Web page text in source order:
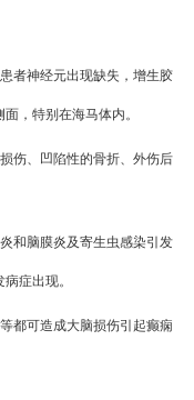
者神经元出现缺失，增生胶
，特别在海马体内。
伤、凹陷性的骨折、外伤后
和脑膜炎及寄生虫感染引发
症出现。
都可造成大脑损伤引起癫痫